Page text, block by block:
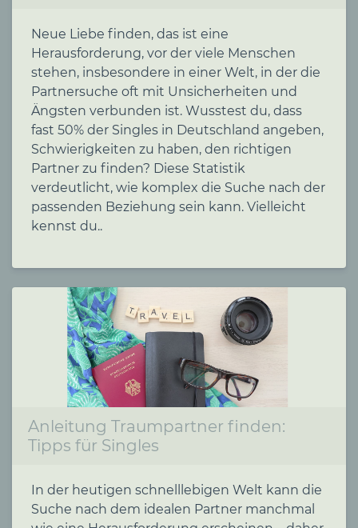
Neue Liebe finden, das ist eine
Herausforderung, vor der viele Menschen
stehen, insbesondere in einer Welt, in der die
Partnersuche oft mit Unsicherheiten und
Ängsten verbunden ist. Wusstest du, dass
fast 50% der Singles in Deutschland angeben,
Schwierigkeiten zu haben, den richtigen
Partner zu finden? Diese Statistik
verdeutlicht, wie komplex die Suche nach der
passenden Beziehung sein kann. Vielleicht
kennst du..
Anleitung Traumpartner finden:
Tipps für Singles
In der heutigen schnelllebigen Welt kann die
Suche nach dem idealen Partner manchmal